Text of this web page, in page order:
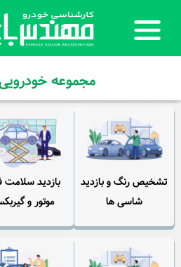
مجموعه
تشخیص رنگ و بازدید
شاسی ها
بازدید سلامت
موتور و